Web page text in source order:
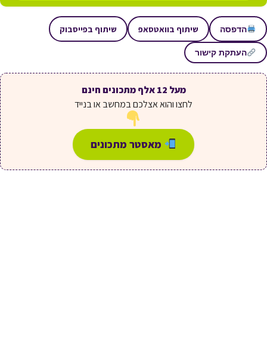
הדפסה שיתוף בוואטסאפ שיתוף בפייסבוק
העתקת קישור
מעל 12 אלף מתכונים חינם
לחצו והוא אצלכם במחשב או בנייד
מאסטר מתכונים